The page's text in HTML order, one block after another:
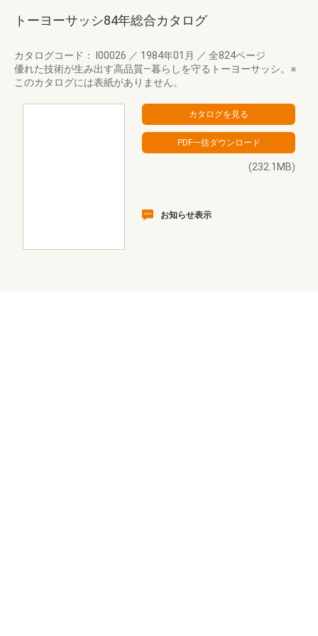
トーヨーサッシ84年総合カタログ
カタログコード： I00026 ／ 1984年01月 ／ 全824ページ
優れた技術が生み出す高品質―暮らしを守るトーヨーサッシ。※
このカタログには表紙がありません。
(232.1MB)
お知らせ表示